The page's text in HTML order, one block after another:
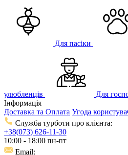
Для пасіки
улюбленців
Для
Інформація
Доставка та Оплата Угода
Служба турботи про клієнта:
+38(073) 626-11-30
10:00 - 18:00 пн-пт
Email: